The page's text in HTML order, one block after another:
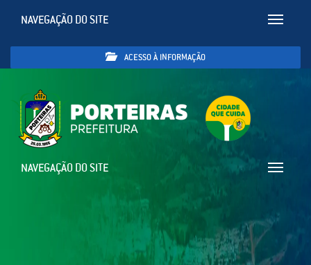
Toggle
NAVEGAÇÃO DO SITE
ACESSO À INFORMAÇÃO
Toggle
NAVEGAÇÃO DO SITE